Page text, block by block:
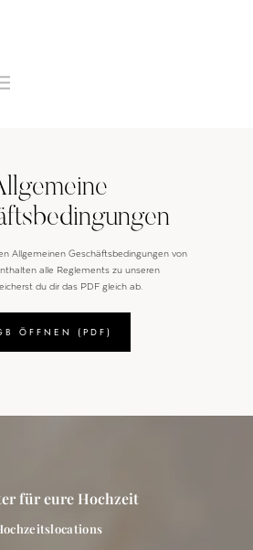
Allgemeinen Geschäftsbedingungen von
alle Reglements zu unseren
du dir das PDF gleich ab.
ÖFFNEN (PDF)
für eure Hochzeit